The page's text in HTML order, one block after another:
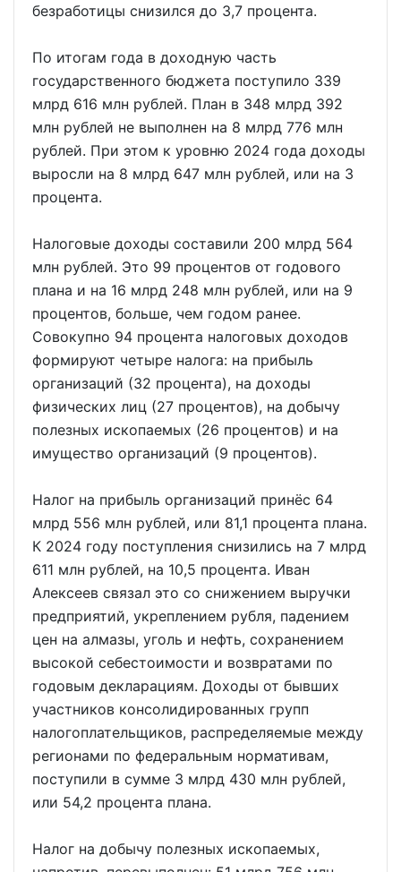
безработицы снизился до 3,7 процента.
По итогам года в доходную часть
государственного бюджета поступило 339
млрд 616 млн рублей. План в 348 млрд 392
млн рублей не выполнен на 8 млрд 776 млн
рублей. При этом к уровню 2024 года доходы
выросли на 8 млрд 647 млн рублей, или на 3
процента.
Налоговые доходы составили 200 млрд 564
млн рублей. Это 99 процентов от годового
плана и на 16 млрд 248 млн рублей, или на 9
процентов, больше, чем годом ранее.
Совокупно 94 процента налоговых доходов
формируют четыре налога: на прибыль
организаций (32 процента), на доходы
физических лиц (27 процентов), на добычу
полезных ископаемых (26 процентов) и на
имущество организаций (9 процентов).
Налог на прибыль организаций принёс 64
млрд 556 млн рублей, или 81,1 процента плана.
К 2024 году поступления снизились на 7 млрд
611 млн рублей, на 10,5 процента. Иван
Алексеев связал это со снижением выручки
предприятий, укреплением рубля, падением
цен на алмазы, уголь и нефть, сохранением
высокой себестоимости и возвратами по
годовым декларациям. Доходы от бывших
участников консолидированных групп
налогоплательщиков, распределяемые между
регионами по федеральным нормативам,
поступили в сумме 3 млрд 430 млн рублей,
или 54,2 процента плана.
Налог на добычу полезных ископаемых,